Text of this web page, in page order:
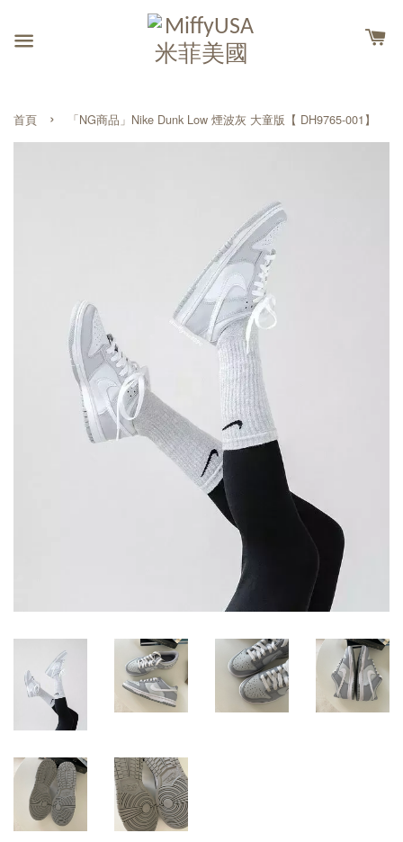
首頁 › 「NG商品」Nike Dunk Low 煙波灰 大童版【 DH9765-001】